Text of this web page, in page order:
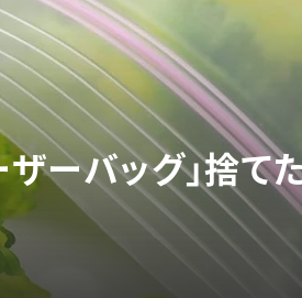
ーバッグ」捨て